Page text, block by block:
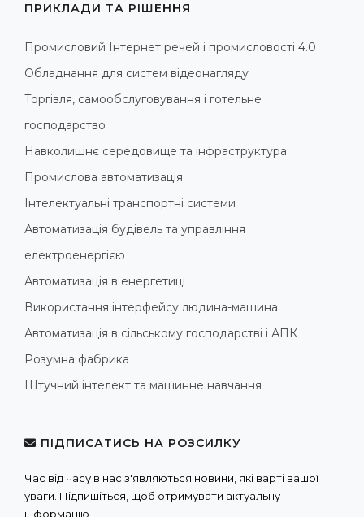
ПРИКЛАДИ ТА РІШЕННЯ
Промисловий Інтернет речей і промисловості 4.0
Обладнання для систем відеонагляду
Торгівля, самообслуговування і готельне
господарство
Навколишнє середовище та інфраструктура
Промислова автоматизація
Інтелектуальні транспортні системи
Автоматизація будівель та управління
електроенергією
Автоматизація в енергетиці
Використання інтерфейсу людина-машина
Автоматизація в сільському господарстві і АПК
Розумна фабрика
Штучний інтелект та машинне навчання
ПІДПИСАТИСЬ НА РОЗСИЛКУ
Час від часу в нас з'являються новини, які варті вашої
уваги. Підпишіться, щоб отримувати актуальну
інформацію